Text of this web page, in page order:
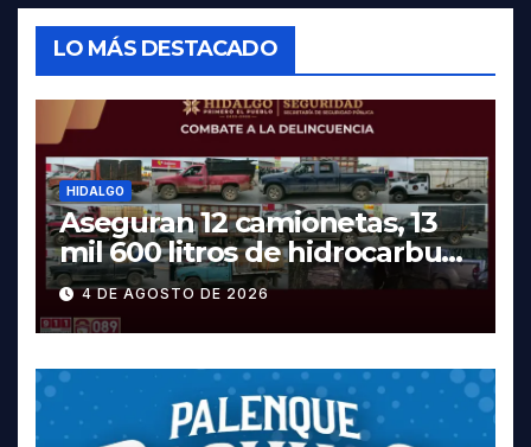
LO MÁS DESTACADO
HIDALGO
Aseguran 12 camionetas, 13
mil 600 litros de hidrocarburo
y dos vehículos robados en
Tula
4 DE AGOSTO DE 2026